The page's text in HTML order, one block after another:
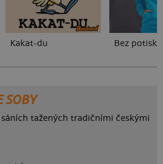
Kakat-du Bez potisku
SOBY
tažených tradičními českými